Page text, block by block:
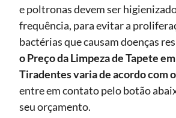
e poltronas devem ser
frequência, para evitar a
bactérias que causam doenças
o Preço da Limpeza de Tapete
Tiradentesvaria de acordo com
entre em contato pelo botão
seu orçamento.